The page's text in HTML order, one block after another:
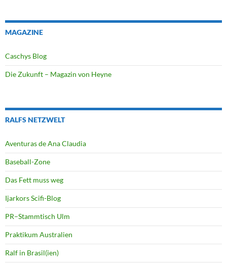
MAGAZINE
Caschys Blog
Die Zukunft – Magazin von Heyne
RALFS NETZWELT
Aventuras de Ana Claudia
Baseball-Zone
Das Fett muss weg
Ijarkors Scifi-Blog
PR–Stammtisch Ulm
Praktikum Australien
Ralf in Brasil(ien)